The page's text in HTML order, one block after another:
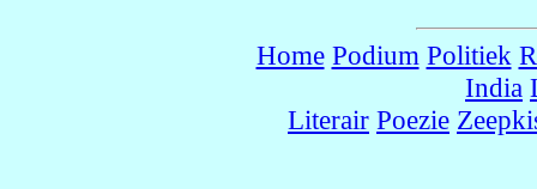
Home Podium Politiek
India
Literair Poezie